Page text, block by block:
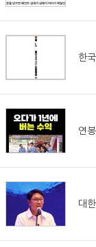
한
연
대